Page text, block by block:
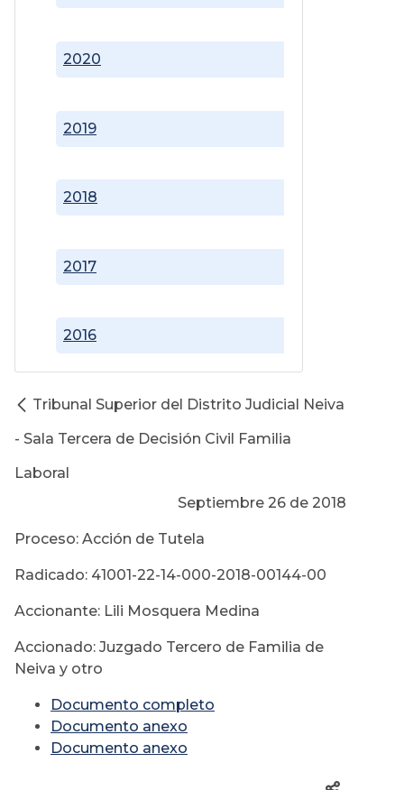
2016
2017
2018
2019
2020
Tribunal Superior del Distrito Judicial Neiva
- Sala Tercera de Decisión Civil Familia
Laboral
Septiembre 26 de 2018
Proceso: Acción de Tutela
Radicado: 41001-22-14-000-2018-00144-00
Accionante: Lili Mosquera Medina
Accionado: Juzgado Tercero de Familia de
Neiva y otro
Documento completo
Documento anexo
Documento anexo